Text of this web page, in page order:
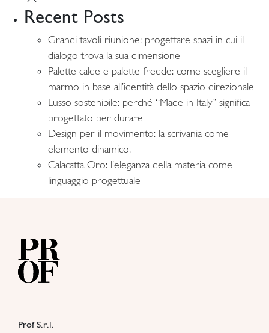
Recent Posts
Grandi tavoli riunione: progettare spazi in cui il
dialogo trova la sua dimensione
Palette calde e palette fredde: come scegliere il
marmo in base all’identità dello spazio direzionale
Lusso sostenibile: perché “Made in Italy” significa
progettato per durare
Design per il movimento: la scrivania come
elemento dinamico.
Calacatta Oro: l’eleganza della materia come
linguaggio progettuale
Prof S.r.l.